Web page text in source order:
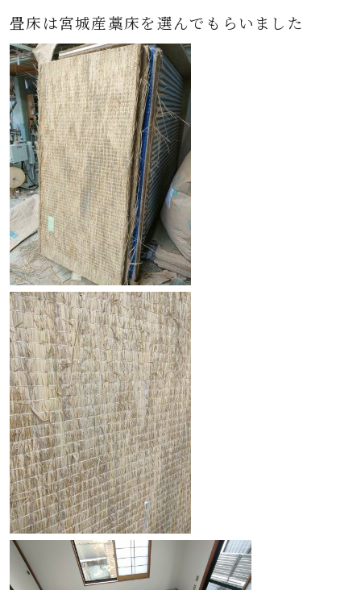
畳床は宮城産藁床を選んでもらいました